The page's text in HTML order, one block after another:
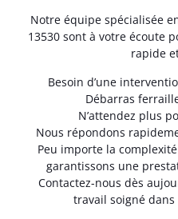
Notre équipe spécialisée
13530 sont à votre écoute
rapide
Besoin d’une
Débarras
N’attendez plus
Nous répondons
Peu importe la
garantissons une
Contactez-nous dès
travail soigné